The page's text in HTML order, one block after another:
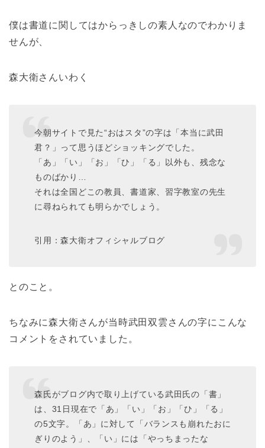
僕は書道に関してはからっきしの素人なのでわかりま
せんが、
森大衛さんいわく
今朝サイトで見た“おはスタ”の字は「本当に武田
君？」って思うほどショッキングでした。
「あ」「い」「お」「ひ」「る」以外も、残念な
ものばかり…
それは全国どこの教員、書道家、習字教室の先生
に尋ねられても明らかでしょう。
引用：森大衛オフィシャルブログ
とのこと。
ちなみに森大衛さんが当時武田双雲さんの字にこんな
コメントをされていました。
森氏がブログ内で取り上げている武田氏の「書」
は、31日現在で「あ」「い」「お」「ひ」「る」
の5文字。「あ」に対して「バランスも崩れたおに
ぎりのよう」、「い」には「やっちまったな